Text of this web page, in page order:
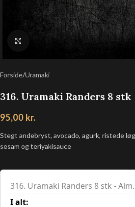
Klik for at forstørre
Forside/Uramaki
316. Uramaki Randers 8 stk
95,00 kr.
Stegt andebryst, avocado, agurk, ristede
sesam og teriyakisauce